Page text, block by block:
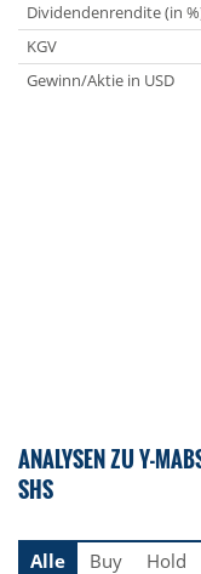
Dividendenrendite (in
KGV
Gewinn/Aktie in USD
ANALYSEN ZU Y-
SHS
Alle
Buy Hold